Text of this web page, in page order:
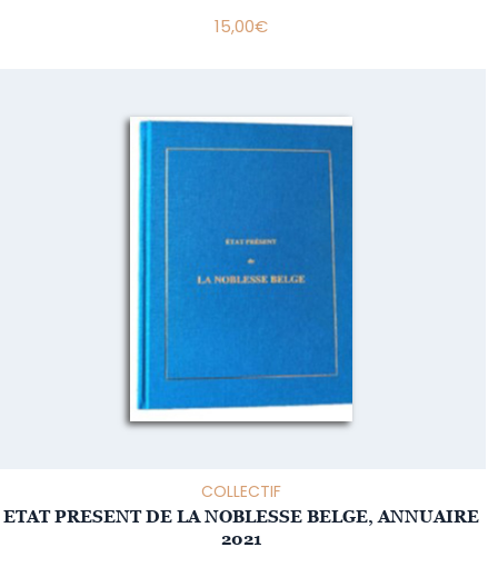
15,00€
COLLECTIF
ETAT PRESENT DE LA NOBLESSE BELGE, ANNUAIRE
2021